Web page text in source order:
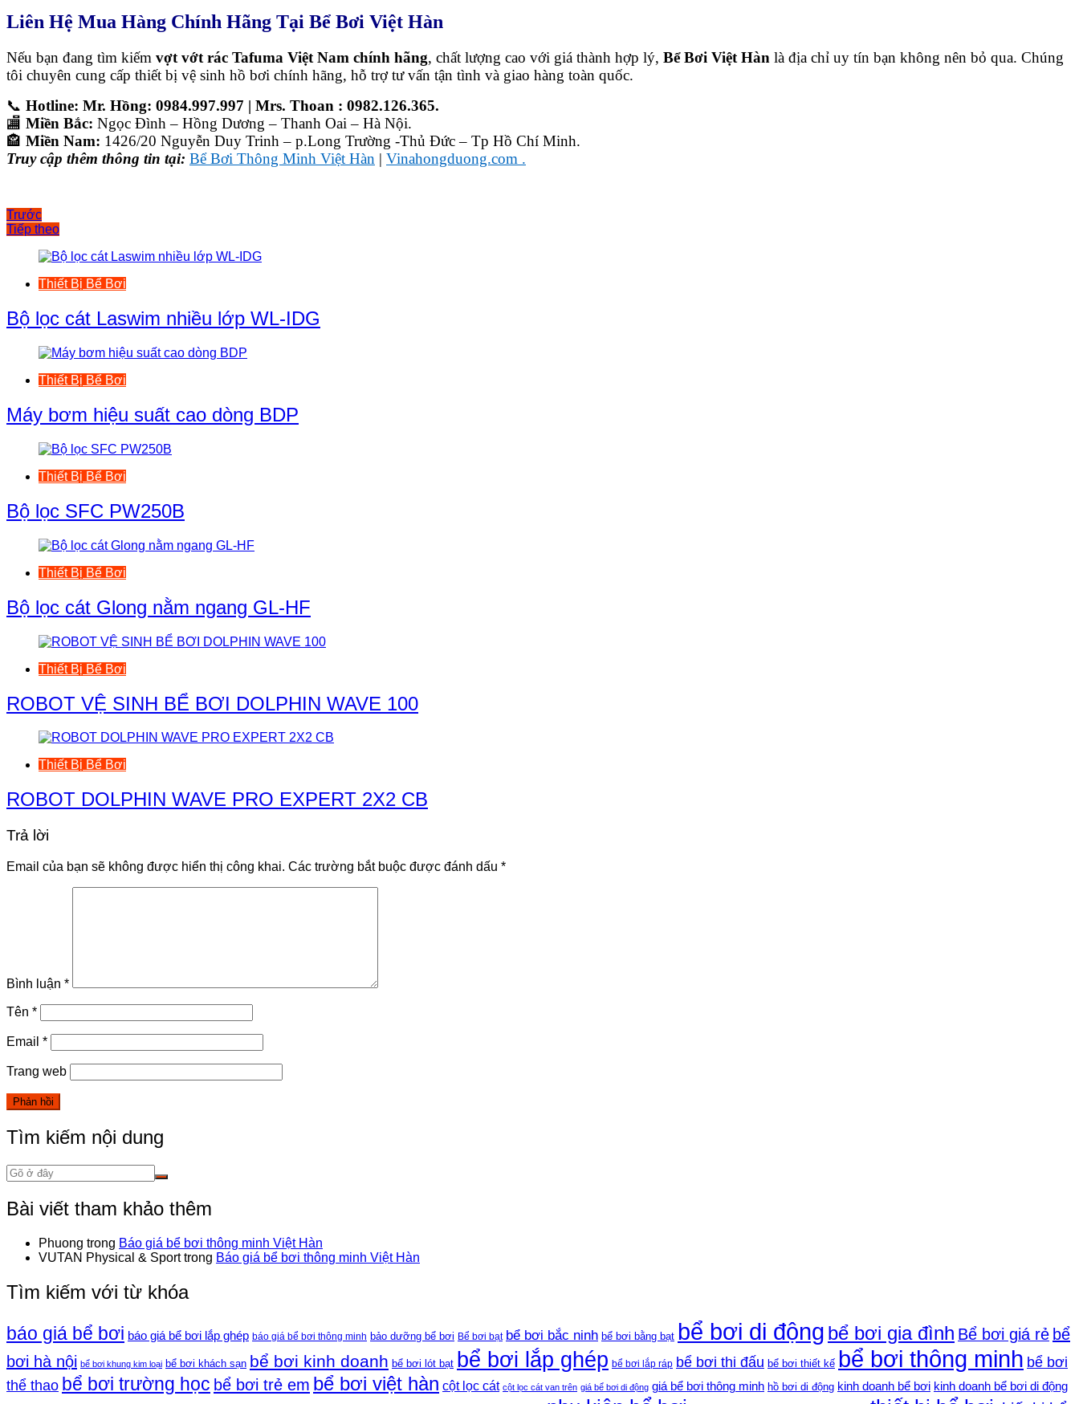
Liên Hệ Mua Hàng Chính Hãng Tại Bể Bơi Việt Hàn
Nếu bạn đang tìm kiếm vợt vớt rác Tafuma Việt Nam chính hãng, chất lượng cao với giá thành hợp lý, Bể Bơi Việt Hàn là địa chỉ uy tín bạn không nên bỏ qua. Chúng
tôi chuyên cung cấp thiết bị vệ sinh hồ bơi chính hãng, hỗ trợ tư vấn tận tình và giao hàng toàn quốc.
📞 Hotline: Mr. Hồng: 0984.997.997 | Mrs. Thoan : 0982.126.365.
🏬 Miền Bắc: Ngọc Đình – Hồng Dương – Thanh Oai – Hà Nội.
🏤 Miền Nam: 1426/20 Nguyễn Duy Trinh – p.Long Trường -Thủ Đức – Tp Hồ Chí Minh.
Truy cập thêm thông tin tại: Bể Bơi Thông Minh Việt Hàn | Vinahongduong.com .
Điều
hướng
viết
Trước
Tiếp theo
Thiết Bị Bể Bơi
Bộ lọc cát Laswim nhiều lớp WL-IDG
Thiết Bị Bể Bơi
Máy bơm hiệu suất cao dòng BDP
Thiết Bị Bể Bơi
Bộ lọc SFC PW250B
Thiết Bị Bể Bơi
Bộ lọc cát Glong nằm ngang GL-HF
Thiết Bị Bể Bơi
ROBOT VỆ SINH BỂ BƠI DOLPHIN WAVE 100
Thiết Bị Bể Bơi
ROBOT DOLPHIN WAVE PRO EXPERT 2X2 CB
Trả lời
Email của bạn sẽ không được hiển thị công khai. Các trường bắt buộc được đánh dấu *
Bình luận *
Tên *
Email *
Trang web
Tìm kiếm nội dung
Bài viết tham khảo thêm
Phuong trong Báo giá bể bơi thông minh Việt Hàn
VUTAN Physical & Sporttrong Báo giá bể bơi thông minh Việt Hàn
Tìm kiếm với từ khóa
báo giá bể bơi báo giá bể bơi lắp ghép báo giá bể bơi thông minh bảo dưỡng bể bơi Bể bơi bạt bể bơi bắc ninh bể bơi bằng bạt bể bơi di động bể bơi gia đình Bể bơi giá rẻ bể
bơi hà nội bể bơi khung kim loại bể bơi khách sạn bể bơi kinh doanh bể bơi lót bạt bể bơi lắp ghép bể bơi lắp ráp bể bơi thi đấu bể bơi thiết kế bể bơi thông minh bể bơi
thể thao bể bơi trường học bể bơi trẻ em bể bơi việt hàn cột lọc cát cột lọc cát van trên giá bể bơi di động giá bể bơi thông minh hồ bơi di động kinh doanh bể bơi kinh doanh bể bơi di động